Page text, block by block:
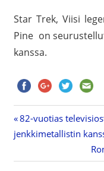
Star Trek, Viisi
Pine on
kanssa.
selaus
Previous
Post:
82-vuotias
jenkkimetallistin